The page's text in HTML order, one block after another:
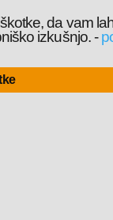
da vam
izkušnjo.-